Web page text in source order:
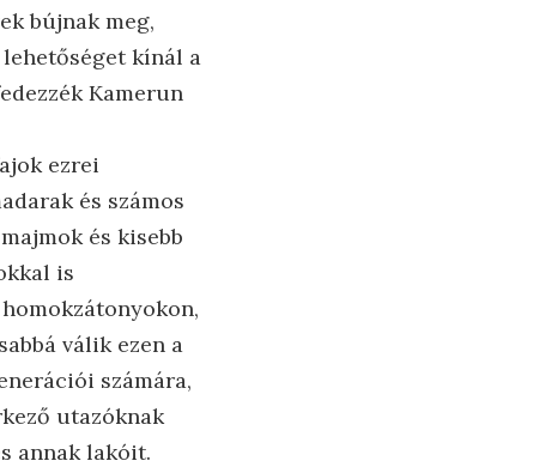
bújnak meg,
kínál a
Kamerun
ezrei
és számos
és kisebb
is
válik ezen a
számára,
utazóknak
annak lakóit.